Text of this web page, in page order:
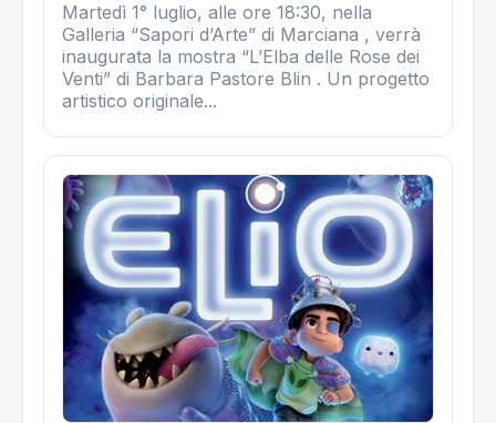
Martedì 1° luglio, alle ore 18:30, nella
Galleria “Sapori d’Arte” di Marciana , verrà
inaugurata la mostra “L’Elba delle Rose dei
Venti” di Barbara Pastore Blin . Un progetto
artistico originale...